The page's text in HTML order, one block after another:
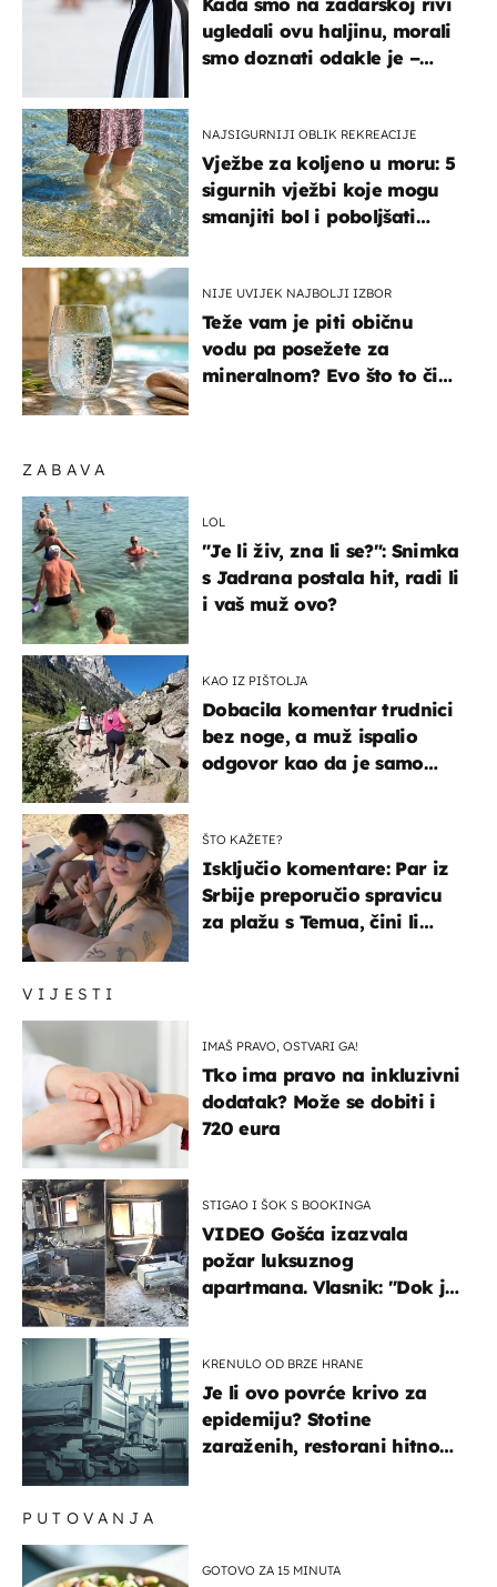
VIJESTI
IMAŠ PRAVO, OSTVARI GA!
Tko ima pravo na inkluzivni
dodatak? Može se dobiti i
720 eura
STIGAO I ŠOK S BOOKINGA
VIDEO Gošća izazvala
požar luksuznog
apartmana. Vlasnik: "Dok je
KRENULO OD BRZE HRANE
Je li ovo povrće krivo za
epidemiju? Stotine
zaraženih, restorani hitno
ZABAVA
LOL
"Je li živ, zna li se?": Snimka
s Jadrana postala hit, radi li
i vaš muž ovo?
KAO IZ PIŠTOLJA
Dobacila komentar trudnici
bez noge, a muž ispalio
odgovor kao da je samo
ŠTO KAŽETE?
Isključio komentare: Par iz
Srbije preporučio spravicu
za plažu s Temua, čini li
PUTOVANJA
GOTOVO ZA 15 MINUTA
Kada smo na zadarskoj rivi
ugledali ovu haljinu, morali
smo doznati odakle je –
NAJSIGURNIJI OBLIK REKREACIJE
Vježbe za koljeno u moru: 5
sigurnih vježbi koje mogu
smanjiti bol i poboljšati
NIJE UVIJEK NAJBOLJI IZBOR
Teže vam je piti običnu
vodu pa posežete za
mineralnom? Evo što to čini